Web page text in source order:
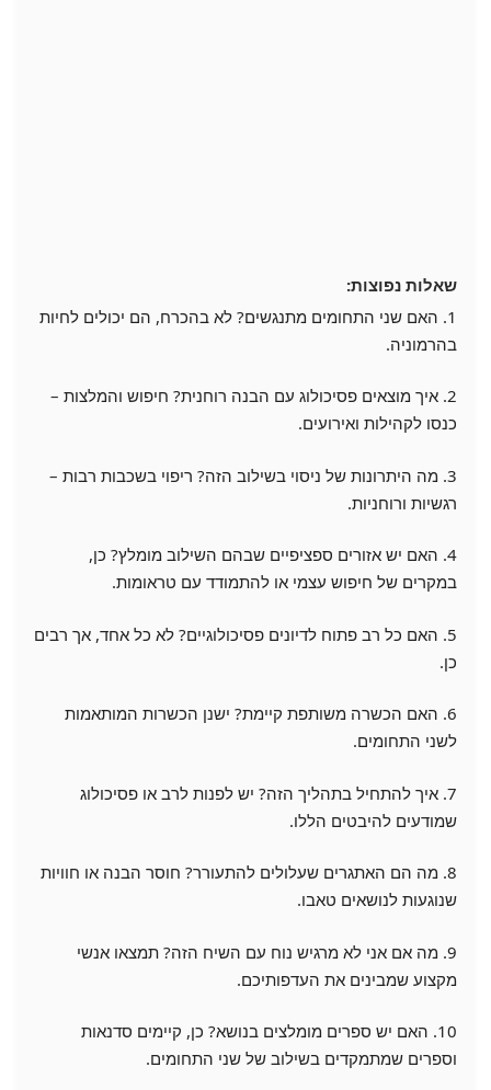
שאלות נפוצות:
1. האם שני התחומים מתנגשים? לא בהכרח, הם יכולים לחיות
בהרמוניה.
2. איך מוצאים פסיכולוג עם הבנה רוחנית? חיפוש והמלצות –
כנסו לקהילות ואירועים.
3. מה היתרונות של ניסוי בשילוב הזה? ריפוי בשכבות רבות –
רגשיות ורוחניות.
4. האם יש אזורים ספציפיים שבהם השילוב מומלץ? כן,
במקרים של חיפוש עצמי או להתמודד עם טראומות.
5. האם כל רב פתוח לדיונים פסיכולוגיים? לא כל אחד, אך רבים
כן.
6. האם הכשרה משותפת קיימת? ישנן הכשרות המותאמות
לשני התחומים.
7. איך להתחיל בתהליך הזה? יש לפנות לרב או פסיכולוג
שמודעים להיבטים הללו.
8. מה הם האתגרים שעלולים להתעורר? חוסר הבנה או חוויות
שנוגעות לנושאים טאבו.
9. מה אם אני לא מרגיש נוח עם השיח הזה? תמצאו אנשי
מקצוע שמבינים את העדפותיכם.
10. האם יש ספרים מומלצים בנושא? כן, קיימים סדנאות
וספרים שמתמקדים בשילוב של שני התחומים.